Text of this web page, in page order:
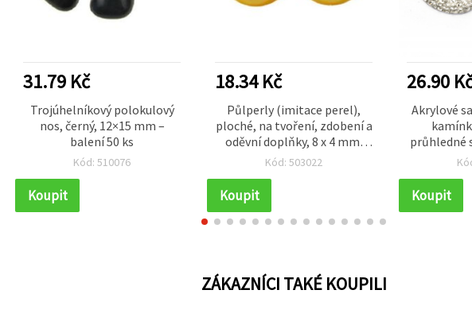
31.79 Kč
Trojúhelníkový polokulový
nos, černý, 12×15 mm –
balení 50 ks
Kód: 510076
Koupit
18.34 Kč
Půlperly (imitace perel),
ploché, na tvoření, zdobení a
oděvní doplňky, 8 x 4 mm,
slunečně žluté - 100 ks
Kód: 503022
Koupit
26.90
Akrylové
průhledné
Koupit
ZÁKAZNÍCI TAKÉ KOUPILI